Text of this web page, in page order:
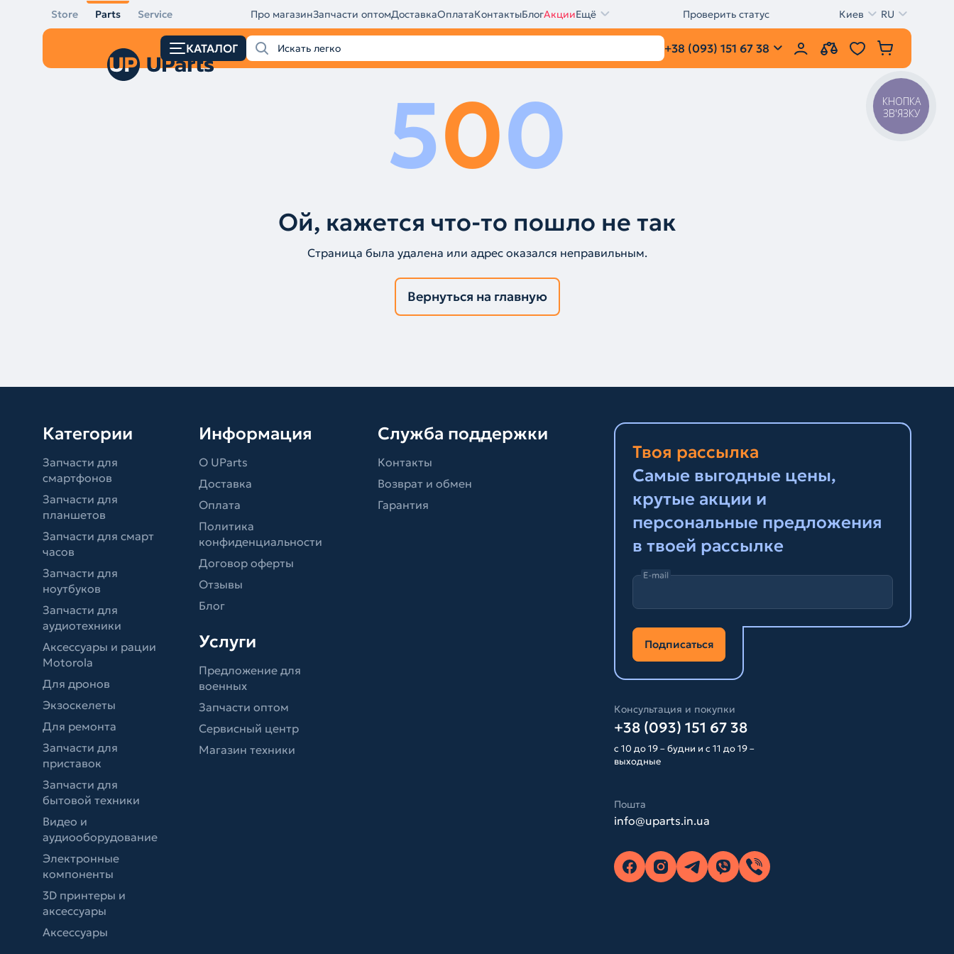
Store Parts Service Про магазинЗапчасти оптомДоставкаОплатаКонтактыБлогАкцииЕщё Проверить статус Киев RU
КАТАЛОГ +38 (093) 151 67 38
500
Ой, кажется что-то пошло не так
Страница была удалена или адрес оказался неправильным.
Вернуться на главную
Категории
Запчасти для
смартфонов
Запчасти для
планшетов
Запчасти для смарт
часов
Запчасти для
ноутбуков
Запчасти для
аудиотехники
Аксессуары и рации
Motorola
Для дронов
Экзоскелеты
Для ремонта
Запчасти для
приставок
Запчасти для
бытовой техники
Видео и
аудиооборудование
Электронные
компоненты
3D принтеры и
аксессуары
Аксессуары
Информация
О UParts
Доставка
Оплата
Политика
конфиденциальности
Договор оферты
Отзывы
Блог
Услуги
Предложение для
военных
Запчасти оптом
Сервисный центр
Магазин техники
Служба поддержки
Контакты
Возврат и обмен
Гарантия
Твоя рассылка
Самые выгодные цены,
крутые акции и
персональные предложения
в твоей рассылке
E-mail
Подписаться
Консультация и покупки
+38 (093) 151 67 38
с 10 до 19 – будни и с 11 до 19 –
выходные
Пошта
info@uparts.in.ua
КНОПКА
ЗВ'ЯЗКУ